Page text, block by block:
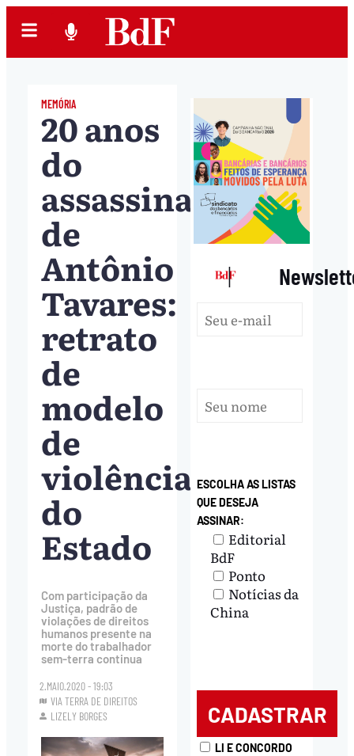
MEMÓRIA
20 anos
do
assassinato
de
Antônio
Tavares:
retrato
de
modelo
de
violência
do
Estado
Com participação da
Justiça, padrão de
violações de direitos
humanos presente na
morte do trabalhador
sem-terra continua
2.MAIO.2020 - 19:03
VIA TERRA DE DIREITOS
LIZELY BORGES
|
ESCOLHA AS LISTAS
QUE DESEJA
ASSINAR:
Editorial
BdF
Ponto
Notícias da
China
LI E CONCORDO